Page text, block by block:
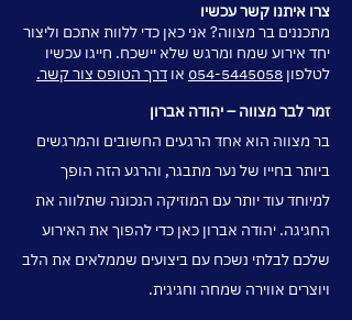
צרו איתנו קשר עכשיו
מתכננים בר מצווה? אני כאן כדי ללוות אתכם וליצור
יחד אירוע שמח ומרגש שלא יישכח. חייגו עכשיו
לטלפון 054-5445058 או דרך הטופס צור קשר.
זמר לבר מצווה – יהודה אברון
בר מצווה הוא אחד הרגעים החשובים והמרגשים
ביותר בחייו של נער מתבגר, והרגע הזה הופך
למיוחד עוד יותר עם המוזיקה הנכונה שתלווה את
החגיגה. יהודה אברון כאן כדי להפוך את האירוע
שלכם לבלתי נשכח עם ביצועים שממלאים את הלב
ויוצרים אווירה שמחה וחגיגית.